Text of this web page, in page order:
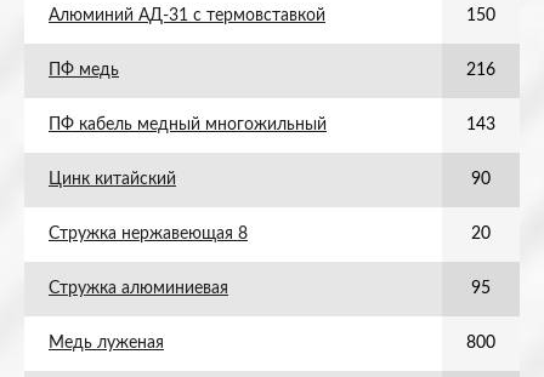
Алюминий АД-31 с термовставкой 150
ПФ медь 216
ПФ кабель медный многожильный 143
Цинк китайский 90
Стружка нержавеющая 8 20
Стружка алюминиевая 95
Медь луженая 800